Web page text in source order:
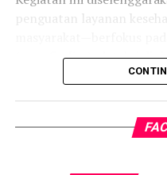
daerah dalam mendorong
fasilitas jasa keuangan
penguatan layanan
case finding), deteksi
penularan tuberkulosis
Pelaksanaan program ini